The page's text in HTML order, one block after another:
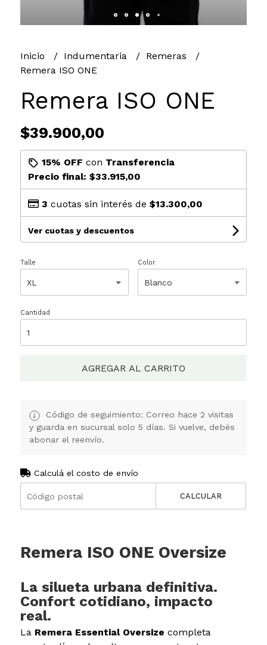
Inicio Indumentaria
Remeras
Remera ISO ONE
Remera ISO ONE
$39.900,00
15% OFF con Transferencia
Precio final: $33.915,00
3 cuotas sin interés de $13.300,00
Ver cuotas y descuentos
Talle Color
Cantidad
AGREGAR AL CARRITO
Código de seguimiento: Correo hace 2 visitas
y guarda en sucursal solo 5 días. Si vuelve, debés
abonar el reenvío.
Calculá el costo de envío
CALCULAR
Remera ISO ONE Oversize
La silueta urbana definitiva.
Confort cotidiano, impacto
real.
La Remera Essential Oversize completa